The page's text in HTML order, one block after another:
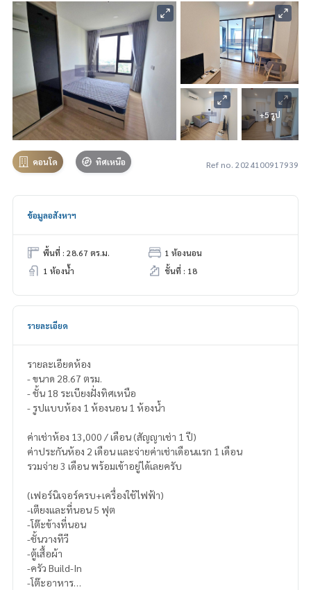
+5 รูป
คอนโด ทิศเหนือ Ref no. 2024100917939
ข้อมูลอสังหาฯ
พื้นที่ : 28.67 ตร.ม.
1 ห้องนอน
1 ห้องน้ำ
ชั้นที่ : 18
รายละเอียด
รายละเอียดห้อง
- ขนาด 28.67 ตรม.
- ชั้น 18 ระเบียงฝั่งทิศเหนือ
- รูปแบบห้อง 1 ห้องนอน 1 ห้องน้ำ
ค่าเช่าห้อง 13,000 / เดือน (สัญญาเช่า 1 ปี)
ค่าประกันห้อง 2 เดือน และจ่ายค่าเช่าเดือนแรก 1 เดือน
รวมจ่าย 3 เดือน พร้อมเข้าอยู่ได้เลยครับ
(เฟอร์นิเจอร์ครบ+เครื่องใช้ไฟฟ้า)
-เตียงและที่นอน 5 ฟุต
-โต๊ะข้างที่นอน
-ชั้นวางทีวี
-ตู้เสื้อผ้า
-ครัว Build-In
-โต๊ะอาหาร